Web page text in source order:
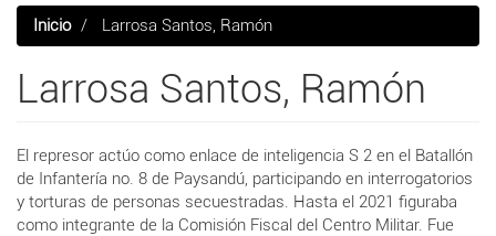
Inicio Larrosa Santos, Ramón
Larrosa Santos, Ramón
El represor actúo como enlace de inteligencia S 2 en el Batallón
de Infantería no. 8 de Paysandú, participando en interrogatorios
y torturas de personas secuestradas. Hasta el 2021 figuraba
como integrante de la Comisión Fiscal del Centro Militar. Fue